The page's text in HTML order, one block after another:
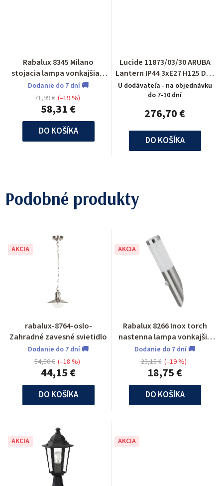
Rabalux 8345 Milano
stojacia lampa vonkajšia 1
m
Dodanie do 7 dní 🚚
58,31 €
71,99 € (–19 %)
DO KOŠÍKA
Lucide 11873/03/30 ARUBA
Lantern IP44 3xE27 H125 D65
Black
U dodávateľa - na objednávku
do 7-10 dní
276,70 €
DO KOŠÍKA
Podobné produkty
AKCIA
rabalux-8764-oslo-
Zahradné zavesné svietidlo
Dodanie do 7 dní 🚚
44,15 €
54,50 € (–18 %)
DO KOŠÍKA
AKCIA
Rabalux 8266 Inox torch
nastenna lampa vonkajšia
so senzorom pohybu
Dodanie do 7 dní 🚚
18,75 €
23,15 € (–19 %)
DO KOŠÍKA
AKCIA AKCIA